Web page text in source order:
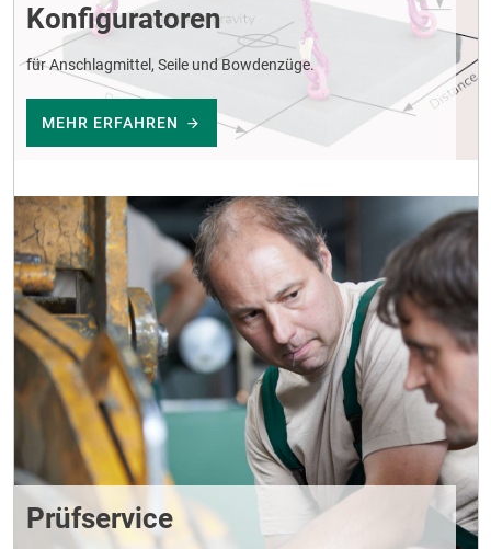
Konfiguratoren
für Anschlagmittel, Seile und Bowdenzüge.
MEHR ERFAHREN
Prüfservice